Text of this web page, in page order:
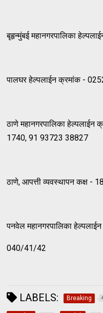
बृहृन्मुंबई महानगरपालिका
पालघर हेल्पलाईन क्रमांक -
ठाणे महानगरपालिका
1740, 91 93723 38827
ठाणे, आपत्ती व्यवस्थापन कक्ष
पनवेल महानगरपालिका
040/41/42
LABELS: Breaking